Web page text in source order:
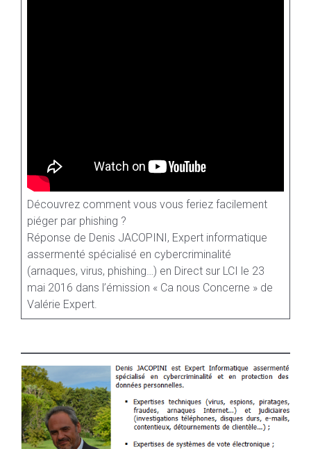
Découvrez comment vous vous feriez facilement
piéger par phishing ?
Réponse de Denis JACOPINI, Expert informatique
assermenté spécialisé en cybercriminalité
(arnaques, virus, phishing…) en Direct sur LCI le 23
mai 2016 dans l’émission « Ca nous Concerne » de
Valérie Expert.